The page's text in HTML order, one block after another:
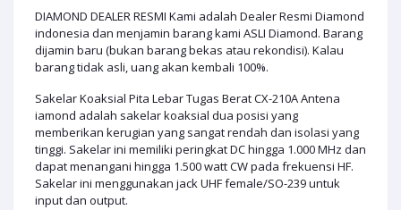
DIAMOND DEALER RESMI Kami adalah Dealer Resmi Diamond
indonesia dan menjamin barang kami ASLI Diamond. Barang
dijamin baru (bukan barang bekas atau rekondisi). Kalau
barang tidak asli, uang akan kembali 100%.
Sakelar Koaksial Pita Lebar Tugas Berat CX-210A Antena
iamond adalah sakelar koaksial dua posisi yang
memberikan kerugian yang sangat rendah dan isolasi yang
tinggi. Sakelar ini memiliki peringkat DC hingga 1.000 MHz dan
dapat menangani hingga 1.500 watt CW pada frekuensi HF.
Sakelar ini menggunakan jack UHF female/SO-239 untuk
input dan output.